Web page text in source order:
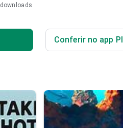
downloads
Conferir no app